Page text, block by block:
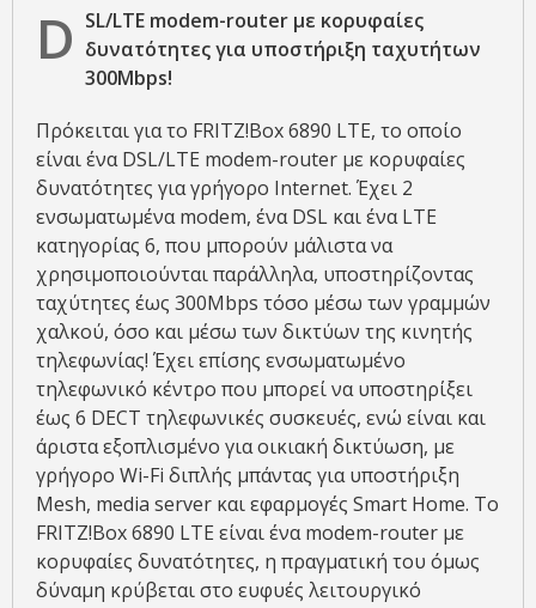
D SL/LTE modem-router με κορυφαίες
δυνατότητες για υποστήριξη ταχυτήτων
300Mbps!
Πρόκειται για το FRITZ!Box 6890 LTE, το οποίο
είναι ένα DSL/LTE modem-router με κορυφαίες
δυνατότητες για γρήγορο Internet. Έχει 2
ενσωματωμένα modem, ένα DSL και ένα LTE
κατηγορίας 6, που μπορούν μάλιστα να
χρησιμοποιούνται παράλληλα, υποστηρίζοντας
ταχύτητες έως 300Mbps τόσο μέσω των γραμμών
χαλκού, όσο και μέσω των δικτύων της κινητής
τηλεφωνίας! Έχει επίσης ενσωματωμένο
τηλεφωνικό κέντρο που μπορεί να υποστηρίξει
έως 6 DECT τηλεφωνικές συσκευές, ενώ είναι και
άριστα εξοπλισμένο για οικιακή δικτύωση, με
γρήγορο Wi-Fi διπλής μπάντας για υποστήριξη
Mesh, media server και εφαρμογές Smart Home. Το
FRITZ!Box 6890 LTE είναι ένα modem-router με
κορυφαίες δυνατότητες, η πραγματική του όμως
δύναμη κρύβεται στο ευφυές λειτουργικό